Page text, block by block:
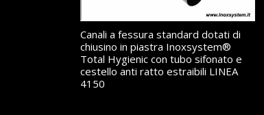
Canali a fessura standard dotati di
chiusino in piastra Inoxsystem®
Total Hygienic con tubo sifonato e
cestello anti ratto estraibili LINEA
4150